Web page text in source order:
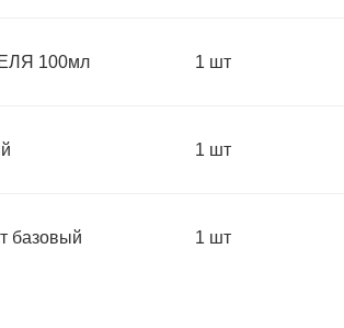
100мл 1 шт
1 шт
базовый 1 шт